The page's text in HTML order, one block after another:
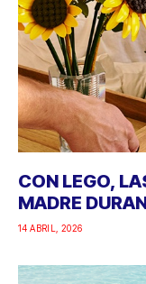
CON LEGO,
MADRE
14 ABRIL, 2026